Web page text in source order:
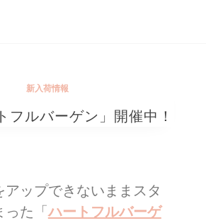
新入荷情報
フルバーゲン」開催中！
ップできないままスタ
った「ハートフルバーゲ